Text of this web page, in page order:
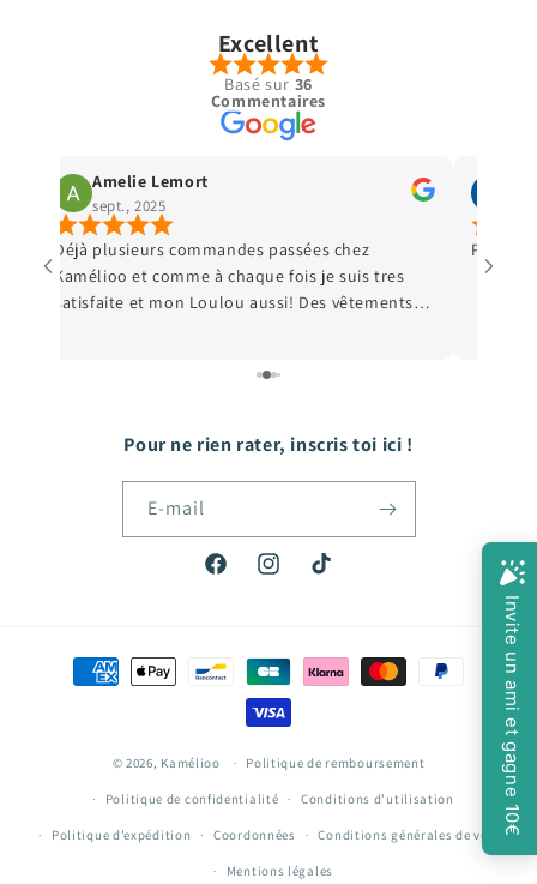
Excellent
Basé sur 36
Commentaires
Amelie Lemort
sept., 2025
Déjà plusieurs commandes passées chez
Kamélioo et comme à chaque fois je suis tres
satisfaite et mon Loulou aussi! Des vêtements
vite! Hâte de passer ma prochaine commande!
Parfait
Pour ne rien rater, inscris toi ici !
E-mail
FacebookInstagramTikTok
Moyens
© 2026, Kamélioo Politique de remboursement
Politique de confidentialité Conditions d’utilisation
Politique d’expédition Coordonnées Conditions générales de vente
Mentions légales